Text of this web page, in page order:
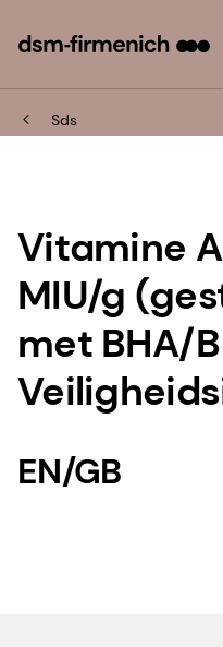
Sds
Vitamine
MIU/g
met BHA/
EN/GB